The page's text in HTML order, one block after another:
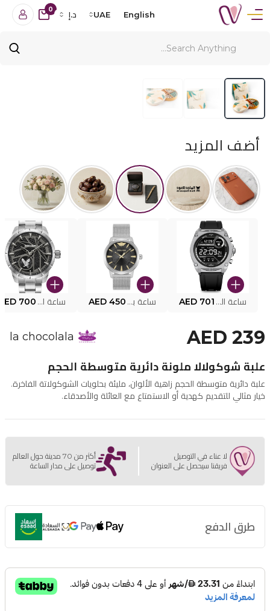
English
UAE د.إ
0
أضف المزيد
ساعة البوليس الذكية MY.AVATAR PEIUN0000101 AED 701 ساعة بوليس للرجال PEWJG0005002 AED 450 ساعة البوليس PEWJG2227302 700
AED 239
la chocolala
علبة شوكولالا ملونة دائرية متوسطة الحجم
علبة دائرية متوسطة الحجم زاهية الألوان، مليئة بحلويات الشوكولاتة الفاخرة.
خيار مثالي للتقديم كهدية أو الاستمتاع مع العائلة والأصدقاء.
لا عناء في التوصيل
فريقنا سيحصل على العنوان
أكثر من 70 مدينة حول العالم
توصيل على مدار الساعة
طرق الدفع